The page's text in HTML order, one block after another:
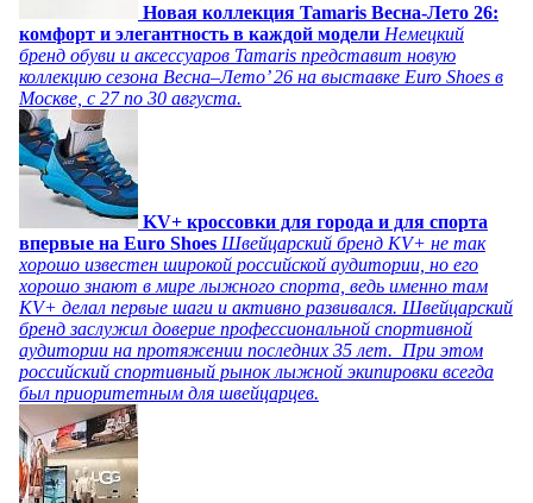
Новая коллекция Tamaris Весна-Лето 26:
комфорт и элегантность в каждой модели Немецкий
бренд обуви и аксессуаров Tamaris представит новую
коллекцию сезона Весна–Лето’ 26 на выставке Euro Shoes в
Москве, с 27 по 30 августа.
KV+ кроссовки для города и для спорта
впервые на Euro Shoes Швейцарский бренд KV+ не так
хорошо известен широкой российской аудитории, но его
хорошо знают в мире лыжного спорта, ведь именно там
KV+ делал первые шаги и активно развивался. Швейцарский
бренд заслужил доверие профессиональной спортивной
аудитории на протяжении последних 35 лет. При этом
российский спортивный рынок лыжной экипировки всегда
был приоритетным для швейцарцев.